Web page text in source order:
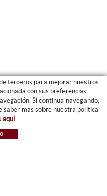
terceros para mejorar nuestros
con sus preferencias
Si continua navegando,
saber más sobre nuestra política
aquí